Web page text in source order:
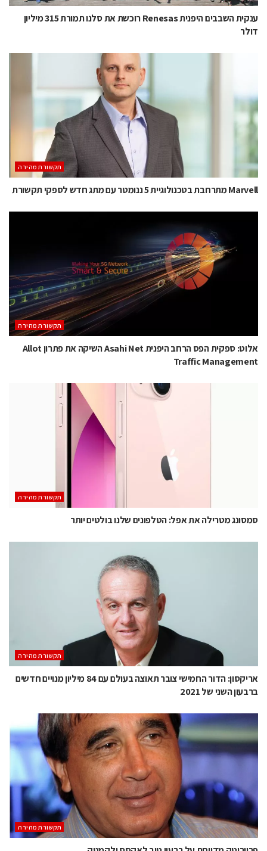
ענקית השבבים היפנית Renesas רוכשת את סלנו תמורת 315 מיליון
דולר
תקשורת מהירה
Marvell מתרחבת בטכנולוגיית 5 ננומטר עם מתג חדש לספקי תקשורת
תקשורת מהירה
אלוט: ספקית הפס הרחב היפנית Asahi Net השיקה את פתרון Allot
Traffic Management
תקשורת מהירה
סמסונג מטרילה את אפל: הטלפונים שלנו בולטים יותר
תקשורת מהירה
אריקסון: הדור החמישי צובר תאוצה בעולם עם 84 מיליון מנויים חדשים
ברבעון השני של 2021
תקשורת מהירה